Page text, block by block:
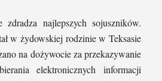
najlepszych sojuszników.
w żydowskiej rodzinie w Teksasie
na dożywocie za przekazywanie
elektronicznych informacji